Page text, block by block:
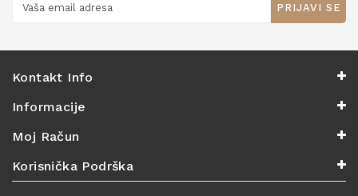
PRIJAVI SE
Kontakt Info
Informacije
Moj Račun
Korisnička Podrška